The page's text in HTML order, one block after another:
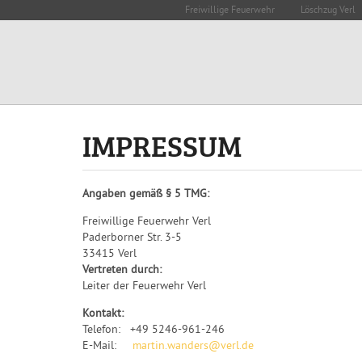
Freiwillige Feuerwehr Löschzug Verl
IMPRESSUM
Angaben gemäß § 5 TMG:
Freiwillige Feuerwehr Verl
Paderborner Str. 3-5
33415 Verl
Vertreten durch:
Leiter der Feuerwehr Verl
Kontakt:
Telefon: +49 5246-961-246
E-Mail: martin.wanders@verl.de